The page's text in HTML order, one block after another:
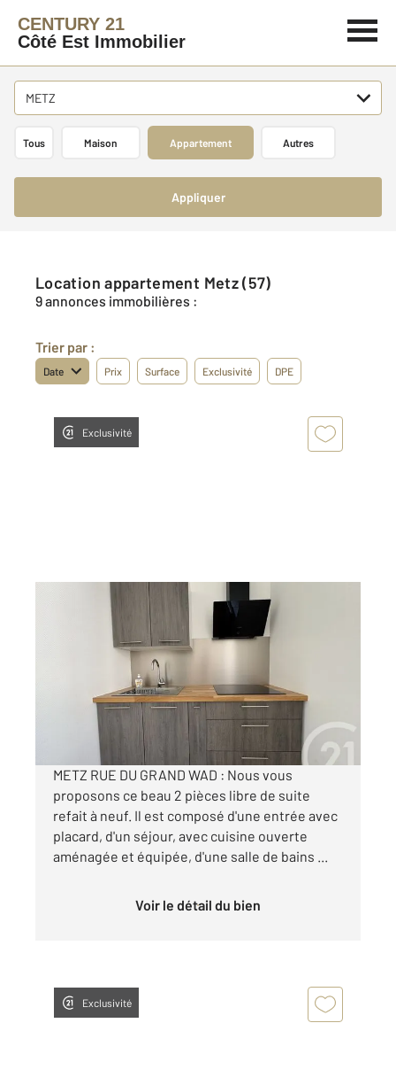
CENTURY 21
Côté Est Immobilier
METZ
Tous Maison Appartement Autres
Appliquer
Location appartement Metz (57)
9 annonces immobilières :
Trier par :
Date Prix Surface Exclusivité DPE
Exclusivité
, 2 pièces
Ref : 28626
Appartement F2 à louer
665 €
par mois charges comprises
METZ RUE DU GRAND WAD : Nous vous
proposons ce beau 2 pièces libre de suite
refait à neuf. Il est composé d'une entrée avec
placard, d'un séjour, avec cuisine ouverte
aménagée et équipée, d'une salle de bains ...
Voir le détail du bien
Exclusivité